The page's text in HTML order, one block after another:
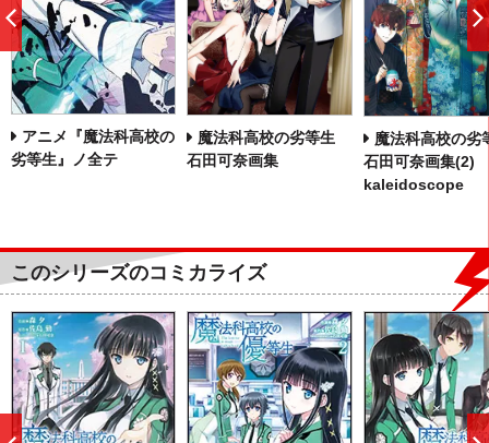
アニメ『魔法科高校の
劣等生』ノ全テ
魔法科高校の劣等生
石田可奈画集
魔法科高校の
石田可奈画集(2)
kaleidoscope
前
へ
このシリーズのコミカライズ